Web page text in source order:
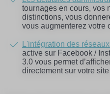
tournages en cours, vos
distinctions, vous
vous augmenterez votre
L'intégration des
active sur Facebook /
3.0 vous permet
directement sur votre